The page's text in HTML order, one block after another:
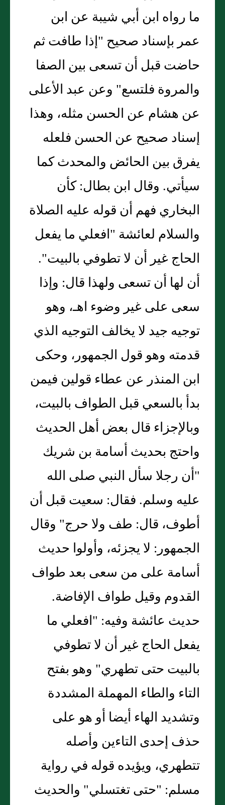
ما رواه ابن أبي شيبة عن ابن
عمر بإسناد صحيح "إذا طافت ثم
حاضت قبل أن تسعى بين الصفا
والمروة فلتسع" وعن عبد الأعلى
عن هشام عن الحسن مثله، وهذا
إسناد صحيح عن الحسن فلعله
يفرق بين الحائض والمحدث كما
سيأتي. وقال ابن بطال: كأن
البخاري فهم أن قوله عليه الصلاة
والسلام لعائشة "افعلي ما يفعل
الحاج غير أن لا تطوفي بالبيت".
أن لها أن تسعى ولهذا قال: وإذا
سعى على غير وضوء اهـ، وهو
توجيه جيد لا يخالف التوجيه الذي
قدمته وهو قول الجمهور، وحكى
ابن المنذر عن عطاء قولين فيمن
بدأ بالسعي قبل الطواف بالبيت،
وبالإجزاء قال بعض أهل الحديث
واحتج بحديث أسامة بن شريك
"أن رجلا سأل النبي صلى الله
عليه وسلم. فقال: سعيت قبل أن
أطوف، قال: طف ولا حرج" وقال
الجمهور: لا يجزئه، وأولوا حديث
أسامة على من سعى بعد طواف
القدوم وقيل طواف الإفاضة.
حديث عائشة وفيه: "افعلي ما
يفعل الحاج غير أن لا تطوفي
بالبيت حتى تطهري" وهو بفتح
التاء والطاء المهملة المشددة
وتشديد الهاء أيضا أو هو على
حذف إحدى التاءين وأصله
تتطهري، ويؤيده قوله في رواية
مسلم: "حتى تغتسلي" والحديث